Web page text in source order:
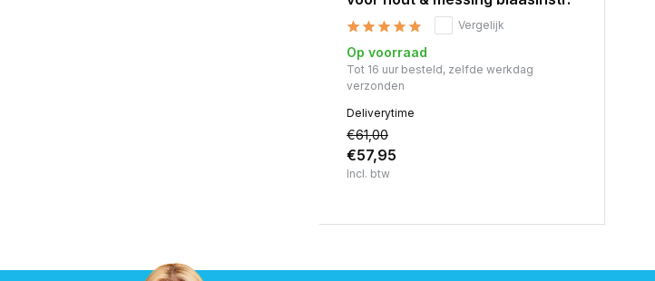
Vergelijk
Op voorraad
Tot 16 uur besteld, zelfde werkdag
verzonden
Deliverytime
€61,00
€57,95
Incl. btw